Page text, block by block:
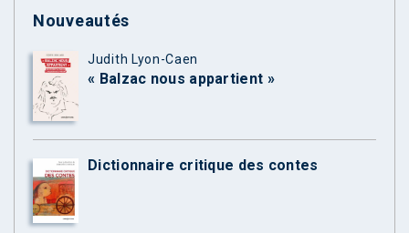
Nouveautés
Judith Lyon-Caen
« Balzac nous appartient »
Dictionnaire critique des contes